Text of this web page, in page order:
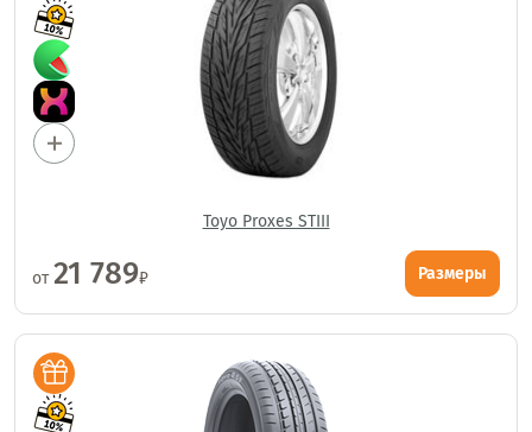
Toyo Proxes STIII
от21 789₽ Размеры